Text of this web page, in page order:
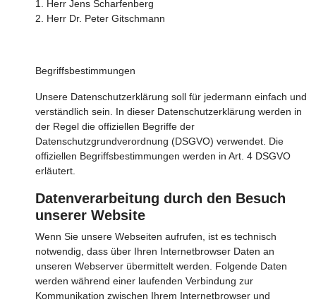
1. Herr Jens Scharfenberg
2. Herr Dr. Peter Gitschmann
Begriffsbestimmungen
Unsere Datenschutzerklärung soll für jedermann einfach und
verständlich sein. In dieser Datenschutzerklärung werden in
der Regel die offiziellen Begriffe der
Datenschutzgrundverordnung (DSGVO) verwendet. Die
offiziellen Begriffsbestimmungen werden in Art. 4 DSGVO
erläutert.
Datenverarbeitung durch den Besuch
unserer Website
Wenn Sie unsere Webseiten aufrufen, ist es technisch
notwendig, dass über Ihren Internetbrowser Daten an
unseren Webserver übermittelt werden. Folgende Daten
werden während einer laufenden Verbindung zur
Kommunikation zwischen Ihrem Internetbrowser und